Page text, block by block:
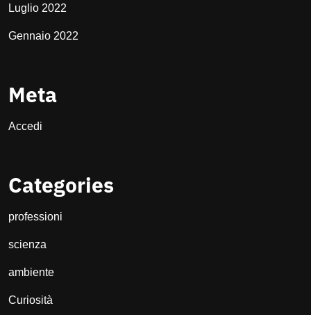
Luglio 2022
Gennaio 2022
Meta
Accedi
Categories
professioni
scienza
ambiente
Curiosità